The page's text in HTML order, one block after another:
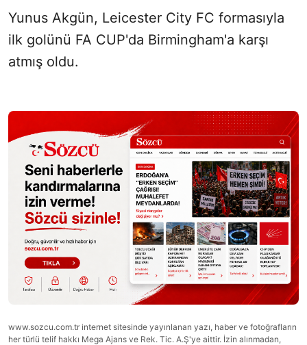
Yunus Akgün, Leicester City FC formasıyla
ilk golünü FA CUP'da Birmingham'a karşı
atmış oldu.
www.sozcu.com.tr internet sitesinde yayınlanan yazı, haber ve fotoğrafların
her türlü telif hakkı Mega Ajans ve Rek. Tic. A.Ş'ye aittir. İzin alınmadan,